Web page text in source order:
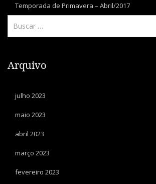
Temporada de Primavera – Abril/2017
Arquivo
julho 2023
maio 2023
abril 2023
março 2023
fevereiro 2023